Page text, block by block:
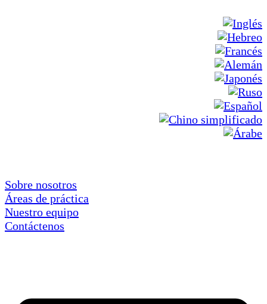
Sobre nosotros
Áreas de práctica
Nuestro equipo
Contáctenos